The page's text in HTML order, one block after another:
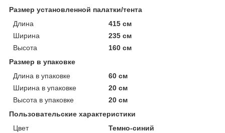
Размер установленной палатки/тента
Длина
415 см
Ширина
235 см
Высота
160 см
Размер в упаковке
Длина в упаковке
60 см
Ширина в упаковке
20 см
Высота в упаковке
20 см
Пользовательские характеристики
Цвет
Темно-синий